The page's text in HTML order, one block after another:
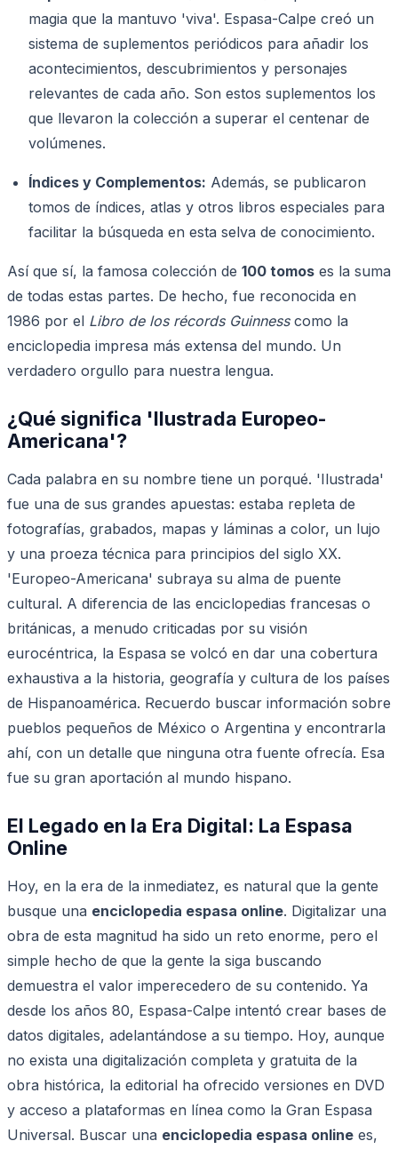
magia que la mantuvo 'viva'. Espasa-Calpe creó un
sistema de suplementos periódicos para añadir los
acontecimientos, descubrimientos y personajes
relevantes de cada año. Son estos suplementos los
que llevaron la colección a superar el centenar de
volúmenes.
Índices y Complementos: Además, se publicaron
tomos de índices, atlas y otros libros especiales para
facilitar la búsqueda en esta selva de conocimiento.
Así que sí, la famosa colección de 100 tomos es la suma
de todas estas partes. De hecho, fue reconocida en
1986 por el Libro de los récords Guinnesscomo la
enciclopedia impresa más extensa del mundo. Un
verdadero orgullo para nuestra lengua.
¿Qué significa 'Ilustrada Europeo-
Americana'?
Cada palabra en su nombre tiene un porqué. 'Ilustrada'
fue una de sus grandes apuestas: estaba repleta de
fotografías, grabados, mapas y láminas a color, un lujo
y una proeza técnica para principios del siglo XX.
'Europeo-Americana' subraya su alma de puente
cultural. A diferencia de las enciclopedias francesas o
británicas, a menudo criticadas por su visión
eurocéntrica, la Espasa se volcó en dar una cobertura
exhaustiva a la historia, geografía y cultura de los países
de Hispanoamérica. Recuerdo buscar información sobre
pueblos pequeños de México o Argentina y encontrarla
ahí, con un detalle que ninguna otra fuente ofrecía. Esa
fue su gran aportación al mundo hispano.
El Legado en la Era Digital: La Espasa
Online
Hoy, en la era de la inmediatez, es natural que la gente
busque una enciclopedia espasa online. Digitalizar una
obra de esta magnitud ha sido un reto enorme, pero el
simple hecho de que la gente la siga buscando
demuestra el valor imperecedero de su contenido. Ya
desde los años 80, Espasa-Calpe intentó crear bases de
datos digitales, adelantándose a su tiempo. Hoy, aunque
no exista una digitalización completa y gratuita de la
obra histórica, la editorial ha ofrecido versiones en DVD
y acceso a plataformas en línea como la Gran Espasa
Universal. Buscar una enciclopedia espasa online es,